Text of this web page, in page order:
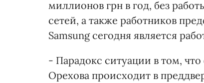
миллионов грн в год, без
сетей, а также работников
Samsung сегодня является
- Парадокс ситуации в том,
Орехова происходит в